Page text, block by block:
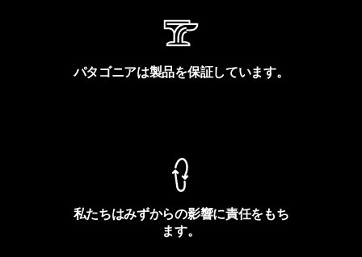
パタゴニアは製品を保証しています。
私たちはみずからの影響に責任をもち
ます。